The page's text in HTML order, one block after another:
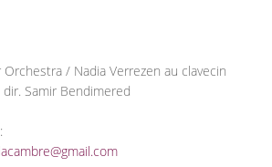
/ Nadia Verrezen au clavecin
dir. Samir Bendimered